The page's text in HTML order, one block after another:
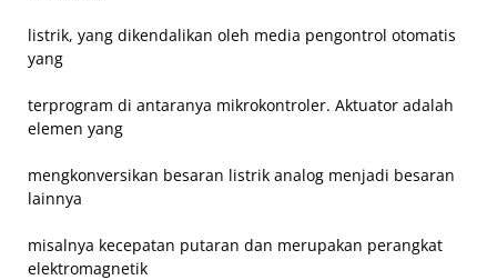
listrik, yang dikendalikan oleh media pengontrol otomatis
yang
terprogram di antaranya mikrokontroler. Aktuator adalah
elemen yang
mengkonversikan besaran listrik analog menjadi besaran
lainnya
misalnya kecepatan putaran dan merupakan perangkat
elektromagnetik